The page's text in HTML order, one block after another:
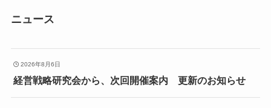
ニュース
2026年8月6日
経営戦略研究会から、次回開催案内 更新のお知らせ